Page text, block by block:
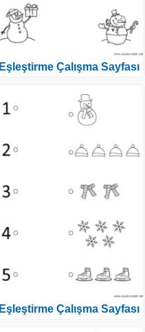
Eşleştirme Çalışma Sayfası
Eşleştirme Çalışma Sayfası